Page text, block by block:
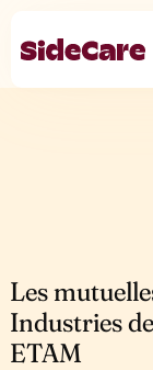
Les
Industries
ETAM